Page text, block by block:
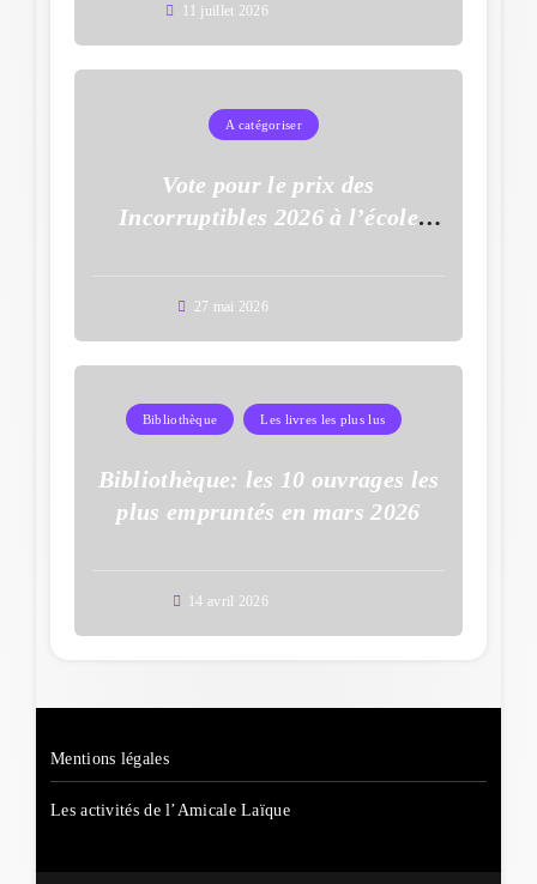
11 juillet 2026
A catégoriser
Vote pour le prix des
Incorruptibles 2026 à l’école
27 mai 2026
Bibliothèque Les livres les plus lus
Bibliothèque: les 10 ouvrages les
plus empruntés en mars 2026
14 avril 2026
Mentions légales
Les activités de l’Amicale Laïque